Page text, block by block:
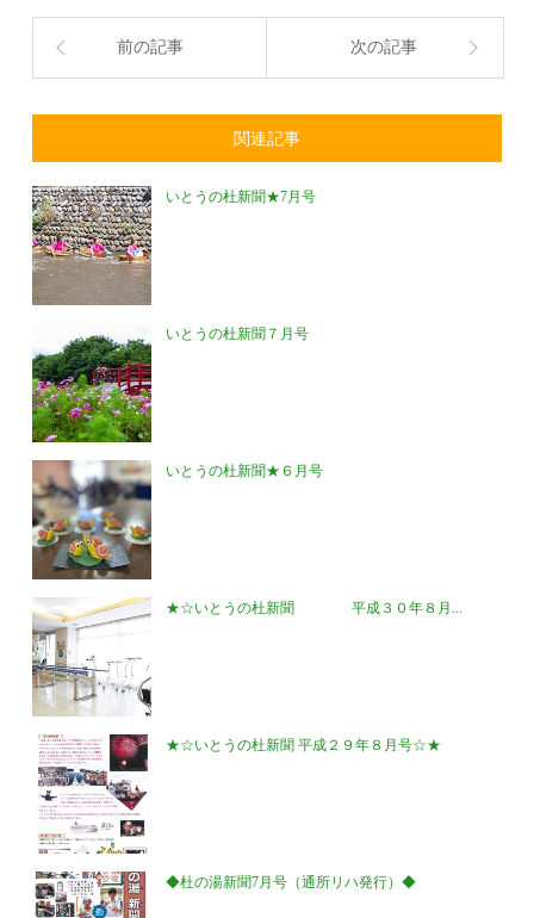
前の記事 次の記事
関連記事
いとうの杜新聞★7月号
いとうの杜新聞７月号
いとうの杜新聞★６月号
★☆いとうの杜新聞 平成３０年８月...
★☆いとうの杜新聞 平成２９年８月号☆★
◆杜の湯新聞7月号（通所リハ発行）◆